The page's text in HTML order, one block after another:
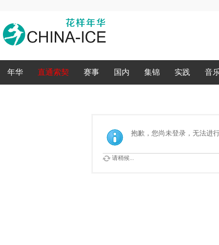
年华 直通索契 赛事 国内 集锦 实践 音
抱歉，您尚未登录，无法进
请稍候...